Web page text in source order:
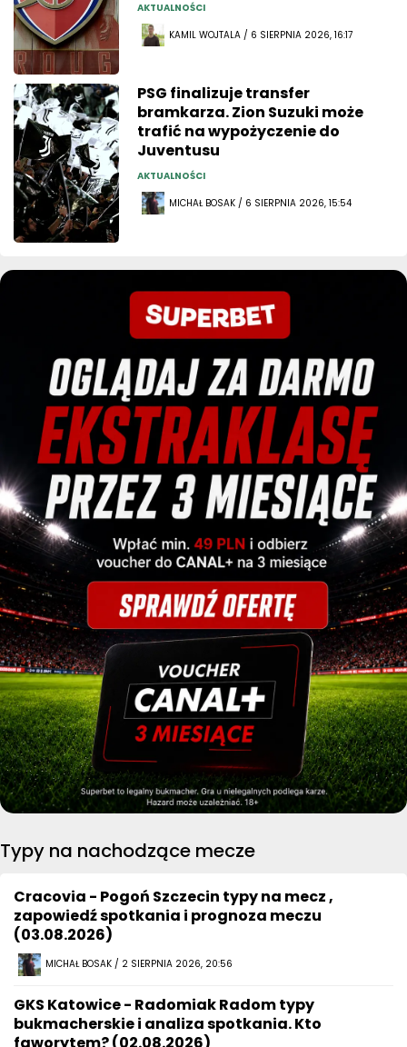
AKTUALNOŚCI
KAMIL WOJTALA / 6 SIERPNIA 2026, 16:17
PSG finalizuje transfer
bramkarza. Zion Suzuki może
trafić na wypożyczenie do
Juventusu
AKTUALNOŚCI
MICHAŁ BOSAK / 6 SIERPNIA 2026, 15:54
Typy na nachodzące mecze
Cracovia - Pogoń Szczecin typy na mecz ,
zapowiedź spotkania i prognoza meczu
(03.08.2026)
MICHAŁ BOSAK / 2 SIERPNIA 2026, 20:56
GKS Katowice - Radomiak Radom typy
bukmacherskie i analiza spotkania. Kto
faworytem? (02.08.2026)